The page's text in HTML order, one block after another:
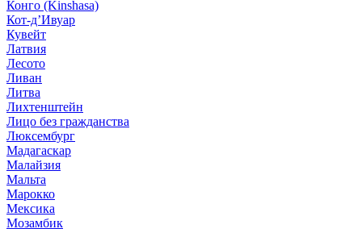
Конго (Kinshasa)
Кот-д’Ивуар
Кувейт
Латвия
Лесото
Ливан
Литва
Лихтенштейн
Лицо без гражданства
Люксембург
Мадагаскар
Малайзия
Мальта
Марокко
Мексика
Мозамбик